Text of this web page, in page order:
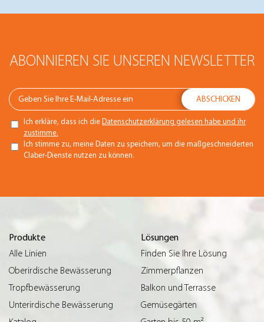
ABONNIEREN SIE UNSEREN NEWSLETTER
Ich erkläre, dass ich die Datenschutzerklärung gelesen habe und ihr
zustimme.
Ich stimme zu, meine Daten zu speichern, um die maßgeschneiderten
Claber-Dienste nutzen zu können.
Produkte
Alle Linien
Oberirdische Bewässerung
Tropfbewässerung
Unterirdische Bewässerung
Lösungen
Finden Sie Ihre Lösung
Zimmerpflanzen
Balkon und Terrasse
Gemüsegärten